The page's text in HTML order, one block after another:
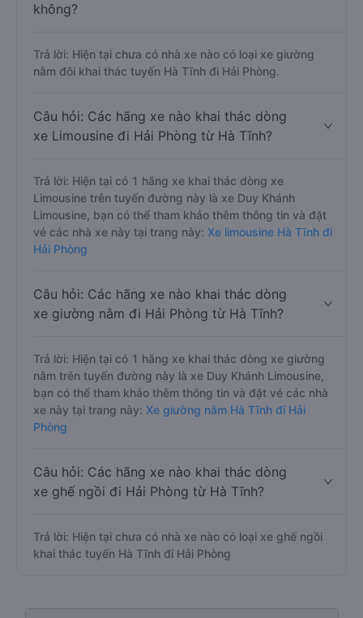
không?
Trả lời: Hiện tại chưa có nhà xe nào có loại xe giường
nằm đôi khai thác tuyến Hà Tĩnh đi Hải Phòng.
Câu hỏi: Các hãng xe nào khai thác dòng
xe Limousine đi Hải Phòng từ Hà Tĩnh?
Trả lời: Hiện tại có 1 hãng xe khai thác dòng xe
Limousine trên tuyến đường này là xe Duy Khánh
Limousine, bạn có thể tham khảo thêm thông tin và đặt
vé các nhà xe này tại trang này: Xe limousine Hà Tĩnh đi
Hải Phòng
Câu hỏi: Các hãng xe nào khai thác dòng
xe giường nằm đi Hải Phòng từ Hà Tĩnh?
Trả lời: Hiện tại có 1 hãng xe khai thác dòng xe giường
nằm trên tuyến đường này là xe Duy Khánh Limousine,
bạn có thể tham khảo thêm thông tin và đặt vé các nhà
xe này tại trang này: Xe giường nằm Hà Tĩnh đi Hải
Phòng
Câu hỏi: Các hãng xe nào khai thác dòng
xe ghế ngồi đi Hải Phòng từ Hà Tĩnh?
Trả lời: Hiện tại chưa có nhà xe nào có loại xe ghế ngồi
khai thác tuyến Hà Tĩnh đi Hải Phòng